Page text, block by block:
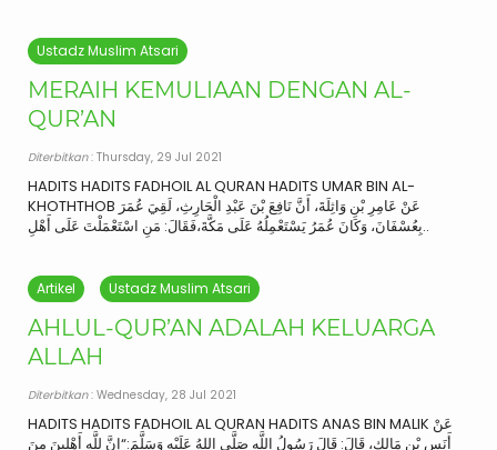
Ustadz Muslim Atsari
MERAIH KEMULIAAN DENGAN AL-
QUR’AN
Diterbitkan: Thursday, 29 Jul 2021
HADITS HADITS FADHOIL AL QURAN HADITS UMAR BIN AL-
KHOTHTHOB عَنْ عَامِرِ بْنِ وَاثِلَةَ، أَنَّ نَافِعَ بْنَ عَبْدِ الْحَارِثِ، لَقِيَ عُمَرَ
بِعُسْفَانَ، وَكَانَ عُمَرُ يَسْتَعْمِلُهُ عَلَى مَكَّةَ،فَقَالَ: مَنِ اسْتَعْمَلْتَ عَلَى أَهْلِ..
Artikel Ustadz Muslim Atsari
AHLUL-QUR’AN ADALAH KELUARGA
ALLAH
Diterbitkan: Wednesday, 28 Jul 2021
HADITS HADITS FADHOIL AL QURAN HADITS ANAS BIN MALIK عَنْ
أَنَسِ بْنِ مَالِكٍ، قَالَ: قَالَ رَسُولُ اللَّهِ صَلَّى اللهُ عَلَيْهِ وَسَلَّمَ:“إِنَّ لِلَّهِ أَهْلِينَ مِنَ